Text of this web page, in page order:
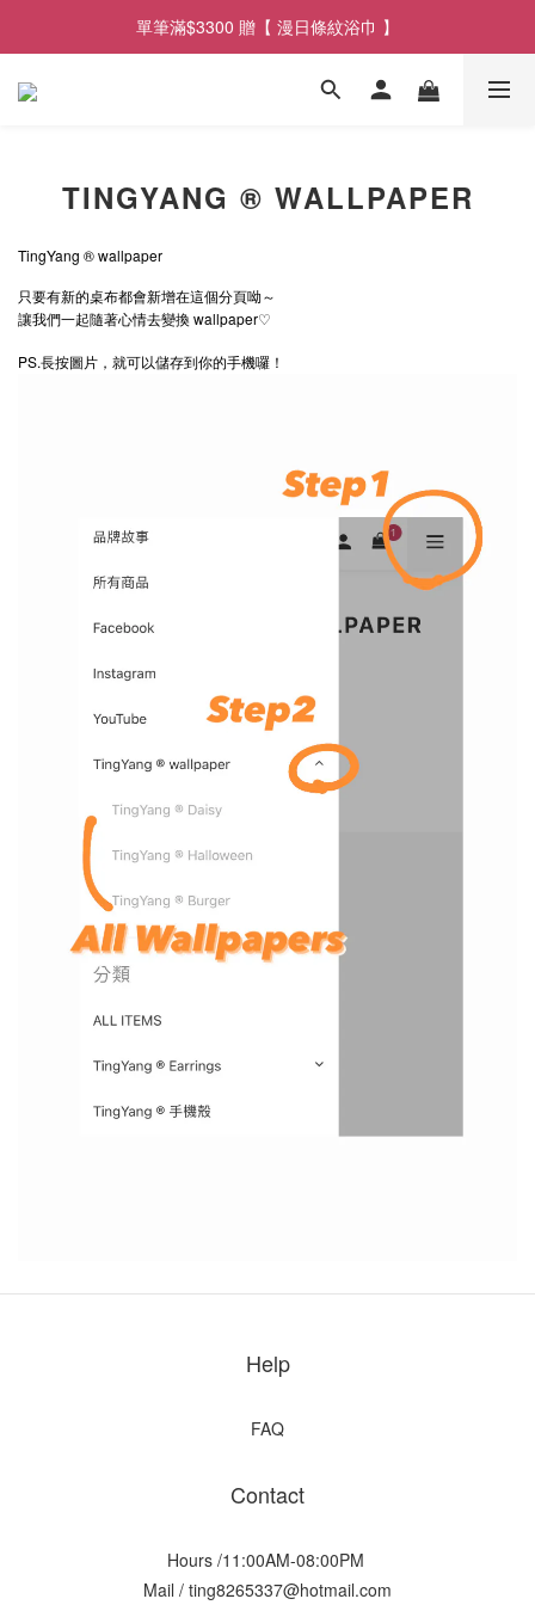
單筆滿$2900享【 免運遞送 】
單筆滿$3300 贈【 漫日條紋浴巾 】
單筆滿$2900享【 免運遞送 】
TINGYANG ® WALLPAPER
TingYang ® wallpaper
只要有新的桌布都會新增在這個分頁呦～
讓我們一起隨著心情去變換 wallpaper♡
PS.長按圖片，就可以儲存到你的手機囉！
Help
FAQ
Contact
Hours /11:00AM-08:00PM
Mail / ting8265337@hotmail.com